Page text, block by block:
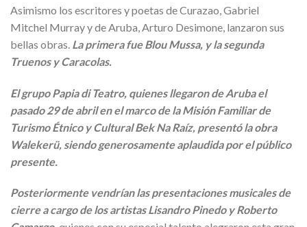
Asimismo los escritores y poetas de Curazao, Gabriel
Mitchel Murray y de Aruba, Arturo Desimone, lanzaron sus
bellas obras. La primera fue Blou Mussa, y la segunda
Truenos y Caracolas.
El grupo Papia di Teatro, quienes llegaron de Aruba el
pasado 29 de abril en el marco de la Misión Familiar de
Turismo Étnico y Cultural Bek Na Raíz, presentó la obra
Walekerü, siendo generosamente aplaudida por el público
presente.
Posteriormente vendrían las presentaciones musicales de
cierre a cargo de los artistas Lisandro Pinedo y Roberto